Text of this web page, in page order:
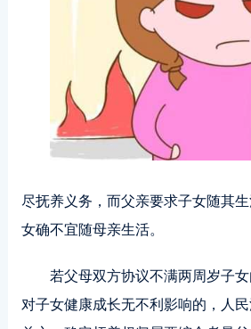
尽抚养义务，而父亲要求子女随其
女确不宜随母亲生活。
若父母双方协议不满两周岁子
对子女健康成长无不利影响的，人民